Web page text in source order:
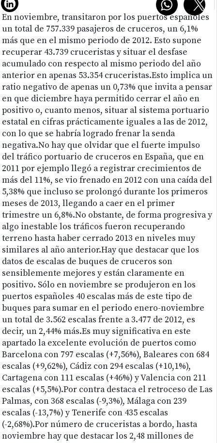
En noviembre, transitaron por los puertos españoles
un total de 757.339 pasajeros de cruceros, un 6,1%
más que en el mismo periodo de 2012. Esto supone
recuperar 43.739 cruceristas y situar el desfase
acumulado con respecto al mismo periodo del año
anterior en apenas 53.354 cruceristas.Esto implica un
ratio negativo de apenas un 0,73% que invita a pensar
en que diciembre haya permitido cerrar el año en
positivo o, cuanto menos, situar al sistema portuario
estatal en cifras prácticamente iguales a las de 2012,
con lo que se habría logrado frenar la senda
negativa.No hay que olvidar que el fuerte impulso
del tráfico portuario de cruceros en España, que en
2011 por ejemplo llegó a registrar crecimientos de
más del 11%, se vio frenado en 2012 con una caída del
5,38% que incluso se prolongó durante los primeros
meses de 2013, llegando a caer en el primer
trimestre un 6,8%.No obstante, de forma progresiva y
algo inestable los tráficos fueron recuperando
terreno hasta haber cerrado 2013 en niveles muy
similares al año anterior.Hay que destacar que los
datos de escalas de buques de cruceros son
sensiblemente mejores y están claramente en
positivo. Sólo en noviembre se produjeron en los
puertos españoles 40 escalas más de este tipo de
buques para sumar en el periodo enero-noviembre
un total de 3.562 escalas frente a 3.477 de 2012, es
decir, un 2,44% más.Es muy significativa en este
apartado la excelente evolución de puertos como
Barcelona con 797 escalas (+7,56%), Baleares con 684
escalas (+9,62%), Cádiz con 294 escalas (+10,1%),
Cartagena con 111 escalas (+46%) y Valencia con 211
escalas (+5,5%).Por contra destaca el retroceso de Las
Palmas, con 368 escalas (-9,3%), Málaga con 239
escalas (-13,7%) y Tenerife con 435 escalas
(-2,68%).Por número de cruceristas a bordo, hasta
noviembre hay que destacar los 2,48 millones de